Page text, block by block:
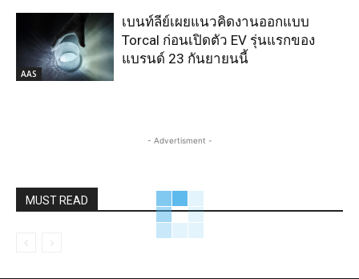
AAS
เบนท์ลีย์เผยแนวคิดงานออกแบบ
Torcal ก่อนเปิดตัว EV รุ่นแรกของ
แบรนด์ 23 กันยายนนี้
- Advertisment -
MUST READ